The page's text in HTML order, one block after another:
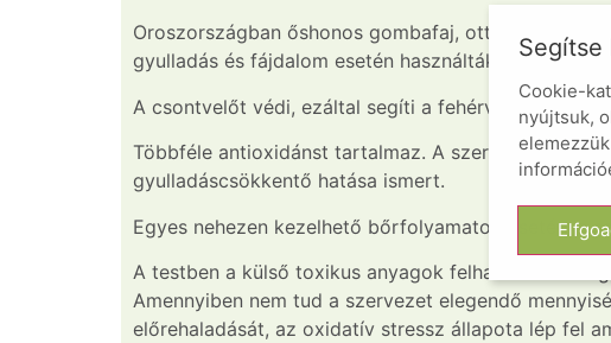
Oroszországban őshonos gombafaj, ott leginkább
gyulladás és fájdalom esetén használták használják
A csontvelőt védi, ezáltal segíti a fehérvérsejtek
Többféle antioxidánst tartalmaz. A szervezet
gyulladáscsökkentő hatása ismert.
Egyes nehezen kezelhető bőrfolyamatok esetén is
A testben a külső toxikus anyagok felhalmozódása
Amennyiben nem tud a szervezet elegendő
előrehaladását, az oxidatív stressz állapota lép fel
Segítse
Cookie-
nyújtsuk,